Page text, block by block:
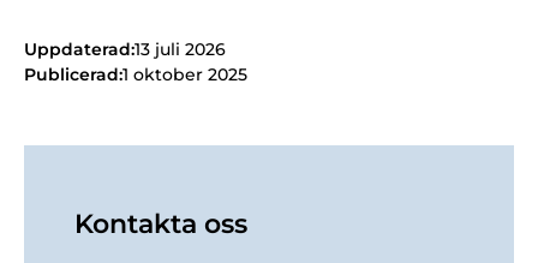
Uppdaterad:13 juli 2026
Publicerad:1 oktober 2025
Kontakta oss